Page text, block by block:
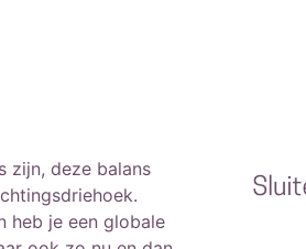
zijn, deze balans
heb je een globale